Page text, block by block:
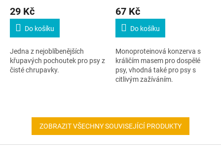
29 Kč
Do košíku
Jedna z nejoblíbenějších
křupavých pochoutek pro psy z
čisté chrupavky.
67 Kč
Do košíku
Monoproteinová konzerva s
králičím masem pro dospělé
psy, vhodná také pro psy s
citlivým zažíváním.
ZOBRAZIT VŠECHNY SOUVISEJÍCÍ PRODUKTY